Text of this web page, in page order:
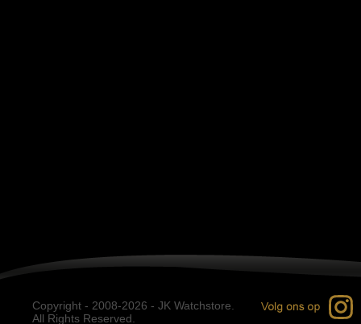
Copyright - 2008-2026 - JK Watchstore.
All Rights Reserved.